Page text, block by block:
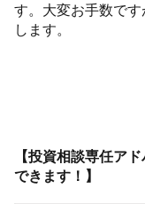
す。大変お手数で
します。
【投資相談専任ア
できます！】